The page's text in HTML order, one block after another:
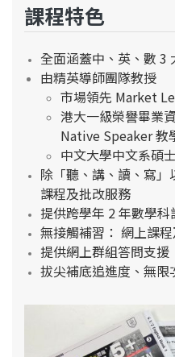
課程特色
全面涵蓋中、英、數 3
由精英導師團隊教授
市場領先 Market
港大一級榮譽畢業
Native Speaker 教
中文大學中文系碩
除「聽、講、讀、寫
課程及批改服務
提供跨學年 2 年數學
無接觸補習： 網上課
提供網上群組答問支援
拔尖補底追進度、無限